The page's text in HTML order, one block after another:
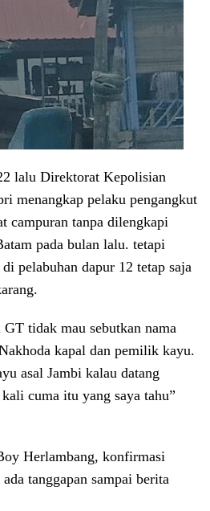
lalu Direktorat Kepolisian
menangkap pelaku pengangkut
campuran tanpa dilengkapi
pada bulan lalu. tetapi
pelabuhan dapur 12 tetap saja
tidak mau sebutkan nama
kapal dan pemilik kayu.
asal Jambi kalau datang
cuma itu yang saya tahu”
Herlambang, konfirmasi
tanggapan sampai berita